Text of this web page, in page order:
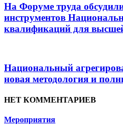
На Форуме труда
инструментов
квалификаций для
Национальный
новая методология и
НЕТ КОММЕНТАРИЕВ
Мероприятия